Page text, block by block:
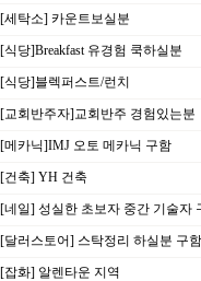
[세탁소] 카운트보실분
[식당]Breakfast 유경험 쿡하실분
[식당]블렉퍼스트/런치
[교회반주자]교회반주 경험있는분
[메카닉]IMJ 오토 메카닉 구함
[건축] YH 건축
[네일] 성실한 초보자 중간 기술자
[달러스토어] 스탁정리 하실분 구함
[잡화] 알렌타운 지역